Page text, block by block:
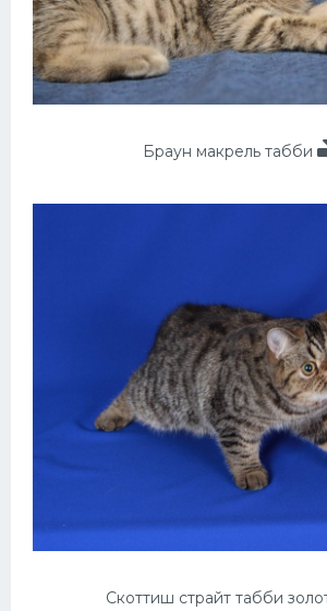
Браун макрель табби
Скоттиш страйт табби